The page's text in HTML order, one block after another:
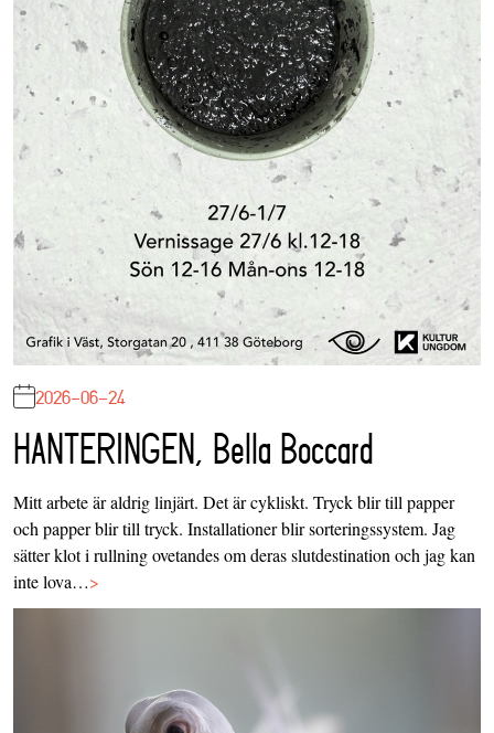
2026-06-24
HANTERINGEN, Bella Boccard
Mitt arbete är aldrig linjärt. Det är cykliskt. Tryck blir till papper
och papper blir till tryck. Installationer blir sorteringssystem. Jag
sätter klot i rullning ovetandes om deras slutdestination och jag kan
inte lova…>